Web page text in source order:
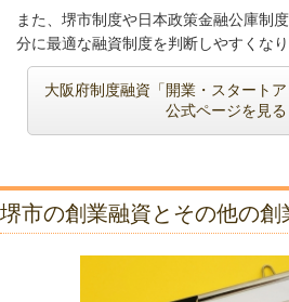
また、堺市制度や日本政策金融公庫制
分に最適な融資制度を判断しやすくなり
大阪府制度融資「開業・スタート
公式ページを見る
堺市の創業融資とその他の創